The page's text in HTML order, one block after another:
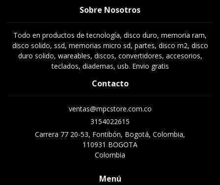
Sobre Nosotros
Todo en productos de tecnología, disco duro, memoria ram,
disco solido, ssd, memorias micro sd, partes, disco m2, disco
duro solido, wareables, discos, convertidores, accesorios,
teclados, diademas, usb. Envio gratis
Contacto
ventas@mpcstore.com.co
3154022615
Carrera 77 20-53, Fontibón, Bogotá, Colombia,
110931 BOGOTA
Colombia
Menú